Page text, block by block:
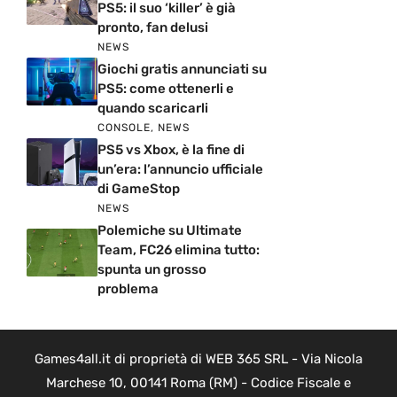
PS5: il suo ‘killer’ è già
pronto, fan delusi
NEWS
Giochi gratis annunciati su
PS5: come ottenerli e
quando scaricarli
CONSOLE, NEWS
PS5 vs Xbox, è la fine di
un’era: l’annuncio ufficiale
di GameStop
NEWS
Polemiche su Ultimate
Team, FC26 elimina tutto:
spunta un grosso
problema
Games4all.it di proprietà di WEB 365 SRL - Via Nicola
Marchese 10, 00141 Roma (RM) - Codice Fiscale e